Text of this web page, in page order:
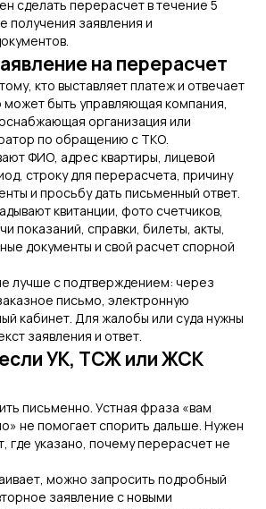
сделать перерасчет в течение 5
получения заявления и
на перерасчет
кто выставляет платеж и отвечает
может быть управляющая компания,
организация или
по обращению с ТКО.
ФИО, адрес квартиры, лицевой
строку для перерасчета, причину
и просьбу дать письменный ответ.
квитанции, фото счетчиков,
показаний, справки, билеты, акты,
документы и свой расчет спорной
лучше с подтверждением: через
письмо, электронную
кабинет. Для жалобы или суда нужны
заявления и ответ.
УК, ТСЖ или ЖСК
письменно. Устная фраза «вам
не помогает спорить дальше. Нужен
где указано, почему перерасчет не
можно запросить подробный
заявление с новыми